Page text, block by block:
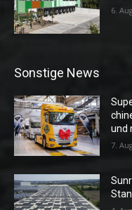
6.
Sonstige News
und
7.